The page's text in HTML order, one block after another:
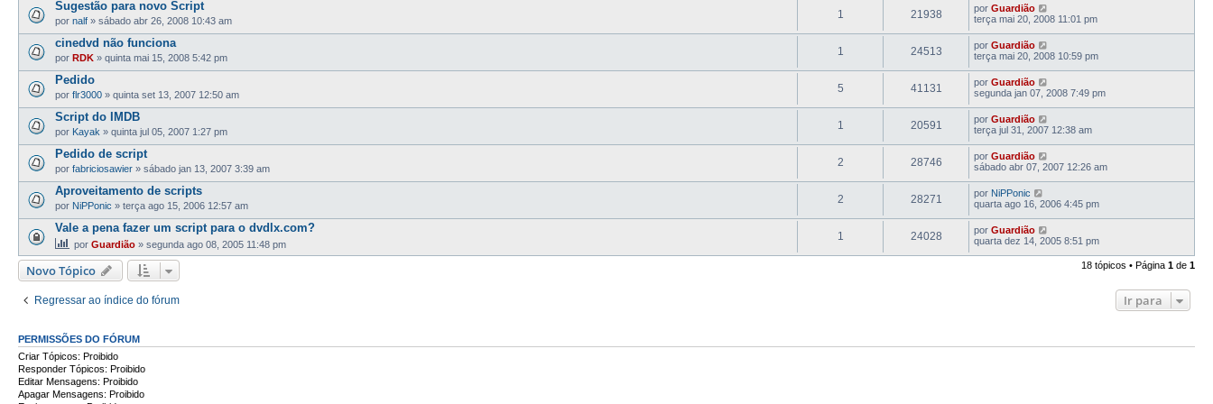
Sugestão para novo Script
por nalf » sábado abr 26, 2008 10:43 am
1 21938 por Guardião
terça mai 20, 2008 11:01 pm
cinedvd não funciona
por RDK » quinta mai 15, 2008 5:42 pm
1 24513 por Guardião
terça mai 20, 2008 10:59 pm
Pedido
por flr3000 » quinta set 13, 2007 12:50 am
5 41131 por Guardião
segunda jan 07, 2008 7:49 pm
Script do IMDB
por Kayak » quinta jul 05, 2007 1:27 pm
1 20591 por Guardião
terça jul 31, 2007 12:38 am
Pedido de script
por fabriciosawier » sábado jan 13, 2007 3:39 am
2 28746 por Guardião
sábado abr 07, 2007 12:26 am
Aproveitamento de scripts
por NiPPonic » terça ago 15, 2006 12:57 am
2 28271 por NiPPonic
quarta ago 16, 2006 4:45 pm
Vale a pena fazer um script para o dvdlx.com?
por Guardião » segunda ago 08, 2005 11:48 pm
1 24028 por Guardião
quarta dez 14, 2005 8:51 pm
Novo Tópico 18 tópicos • Página 1 de 1
Regressar ao índice do fórum Ir para
PERMISSÕES DO FÓRUM
Criar Tópicos: Proibido
Responder Tópicos: Proibido
Editar Mensagens: Proibido
Apagar Mensagens: Proibido